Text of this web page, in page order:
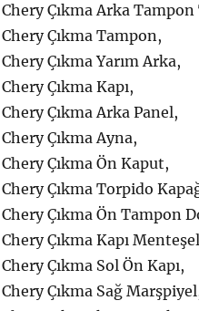
Chery Çıkma Arka
Chery Çıkma Tampon,
Chery Çıkma Yarım Arka,
Chery Çıkma Kapı,
Chery Çıkma Arka Panel,
Chery Çıkma Ayna,
Chery Çıkma Ön Kaput,
Chery Çıkma Torpido
Chery Çıkma Ön Tampon
Chery Çıkma Kapı
Chery Çıkma Sol Ön Kapı,
Chery Çıkma Sağ